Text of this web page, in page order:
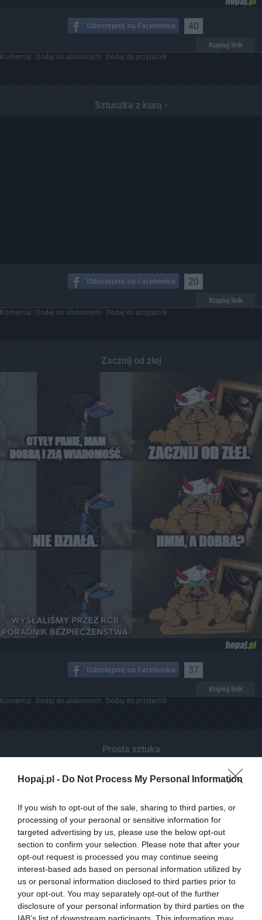
Hopaj.pl - Do Not Process My Personal Information
If you wish to opt-out of the sale, sharing to third parties, or
processing of your personal or sensitive information for
targeted advertising by us, please use the below opt-out
section to confirm your selection. Please note that after your
opt-out request is processed you may continue seeing
interest-based ads based on personal information utilized by
us or personal information disclosed to third parties prior to
your opt-out. You may separately opt-out of the further
disclosure of your personal information by third parties on the
IAB’s list of downstream participants. This information may
40
Kopiuj link
Komentuj Dodaj do ulubionych Dodaj do przyjaciół
Sztuczka z kurą -
20
Kopiuj link
Komentuj Dodaj do ulubionych Dodaj do przyjaciół
Zacznij od złej
37
Kopiuj link
Komentuj Dodaj do ulubionych Dodaj do przyjaciół
Prosta sztuka